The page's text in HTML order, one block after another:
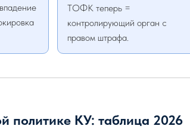
ТОФК теперь =
контролирующий орган с
правом штрафа.
политике КУ: таблица 2026